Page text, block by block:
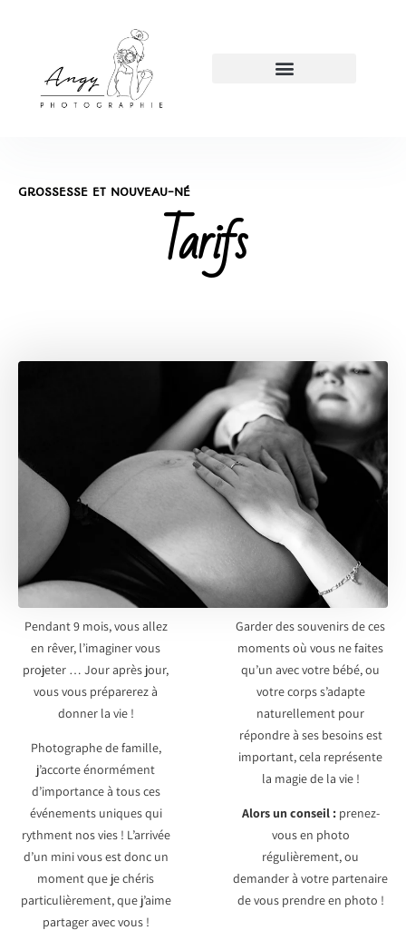
GROSSESSE ET NOUVEAU-NÉ
Tarifs
Pendant 9 mois, vous allez
en rêver, l’imaginer vous
projeter … Jour après jour,
vous vous préparerez à
donner la vie !
Photographe de famille,
j’accorte énormément
d’importance à tous ces
événements uniques qui
rythment nos vies ! L’arrivée
d’un mini vous est donc un
moment que je chéris
particulièrement, que j’aime
partager avec vous !
Garder des souvenirs de ces
moments où vous ne faites
qu’un avec votre bébé, ou
votre corps s’adapte
naturellement pour
répondre à ses besoins est
important, cela représente
la magie de la vie !
Alors un conseil :prenez-
vous en photo
régulièrement, ou
demander à votre partenaire
de vous prendre en photo !